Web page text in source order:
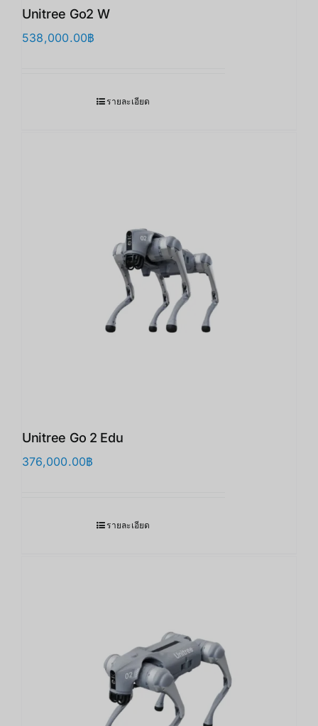
Unitree Go2 W
538,000.00฿
รายละเอียด
Unitree Go 2 Edu
376,000.00฿
รายละเอียด